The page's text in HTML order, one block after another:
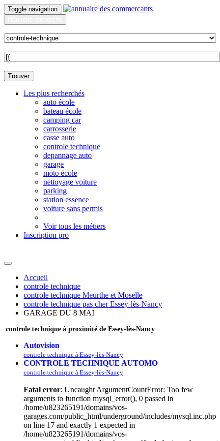
Toggle navigation
Trouver
Les plus recherchés
auto école
bateau école
camping car
carrosserie
casse auto
controle technique
depannage auto
garage
moto école
nettoyage voiture
parking
station essence
voiture sans permis
Voir tous les métiers
Inscription pro
Accueil
controle technique
controle technique Meurthe et Moselle
controle technique pas cher Essey-lès-Nancy
GARAGE DU 8 MAI
controle technique à proximité de Essey-lès-Nancy
Autovision
controle technique à Essey-lès-Nancy
CONTROLE TECHNIQUE AUTOMO
controle technique à Essey-lès-Nancy
Fatal error: Uncaught ArgumentCountError: Too few
arguments to function mysql_error(), 0 passed in
/home/u823265191/domains/vos-
garages.com/public_html/underground/includes/mysql.inc.php
on line 17 and exactly 1 expected in
/home/u823265191/domains/vos-